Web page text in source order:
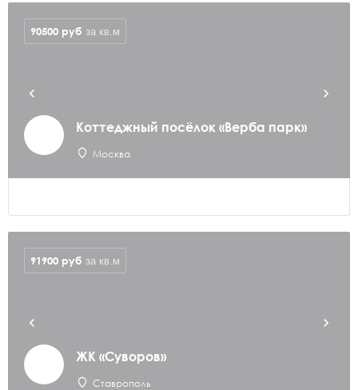
Коттеджный посёлок «Верба парк»
Москва
90500 руб за кв.м
ЖК «Суворов»
Ставрополь
91900 руб за кв.м